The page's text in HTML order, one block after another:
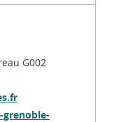
G002
grenoble-